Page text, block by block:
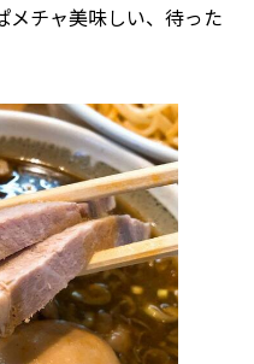
チャ美味しい、待った